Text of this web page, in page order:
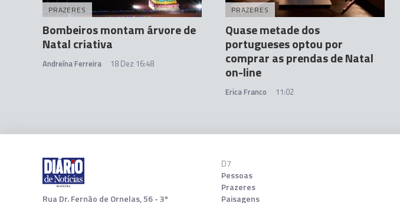
PRAZERES
Bombeiros montam árvore de
Natal criativa
Andreína Ferreira 18 Dez 16:48
PRAZERES
Quase metade dos
portugueses optou por
comprar as prendas de Natal
on-line
Erica Franco 11:02
Rua Dr. Fernão de Ornelas, 56 - 3º
D7
Pessoas
Prazeres
Paisagens